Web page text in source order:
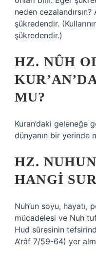
neden
şükredendir.
şükredendir.)
HZ. NÛH
MU?
Kuran’daki geleneğe
dünyanın bir yerinde
HZ.
HANGI
Nuh’un soyu,
mücadelesi ve Nuh
Hud sûresinin
A’râf 7/59-64) yer